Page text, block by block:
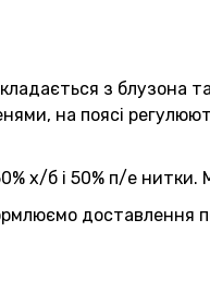
з блузона
на поясі
х/б і 50% п/е
доставлення